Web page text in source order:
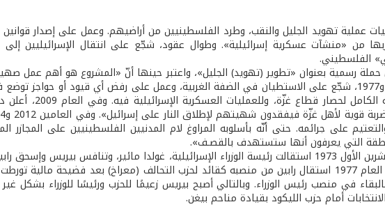
عملية تهويد الجليل والنقب، وطرد الفلسطينيين من أراضيهم. وعمل على إصدار
من «منشآت عسكرية إسرائيلية». وطوال عقود، شجّع على انتقال الإسرائيليين
الفلسطيني.
2005، أطلق حملة رسمية بعنوان «تطوير (تهويد) الجليل»، واعتبر حينها أنّ «المشروع هو أهم
وزراة الدفاع بين 1974 و1977، شجّع على الاستطيان في الضفة الغربية، وعمل على رفض أي قيود أو
أكثر من مرة عن دعمه
على جرائمه. حتى أنّه بأسلوبه المراوغ لام المدنيين الفلسطينيين على المجازر
التي يعرفون أنها ستستهدف بالقصـف».
إثر حرب السادس من تشرين الأول 1973 استقالت رئيسة الوزراء الإسرائيلية، غولدا مائير، وتنافس
انتهت بفوز الأخير. في العام 1977 استقال رابين من منصبه كقائد لحزب التحالف (معراخ) بعد فضيحة
في منصب رئيس الوزراء. وبالتالي أصبح بيريس زعيمًا للحزب ورئيسًا للوزراء بشكل
أمام حزب الليكود بقيادة مناحم بيغن.